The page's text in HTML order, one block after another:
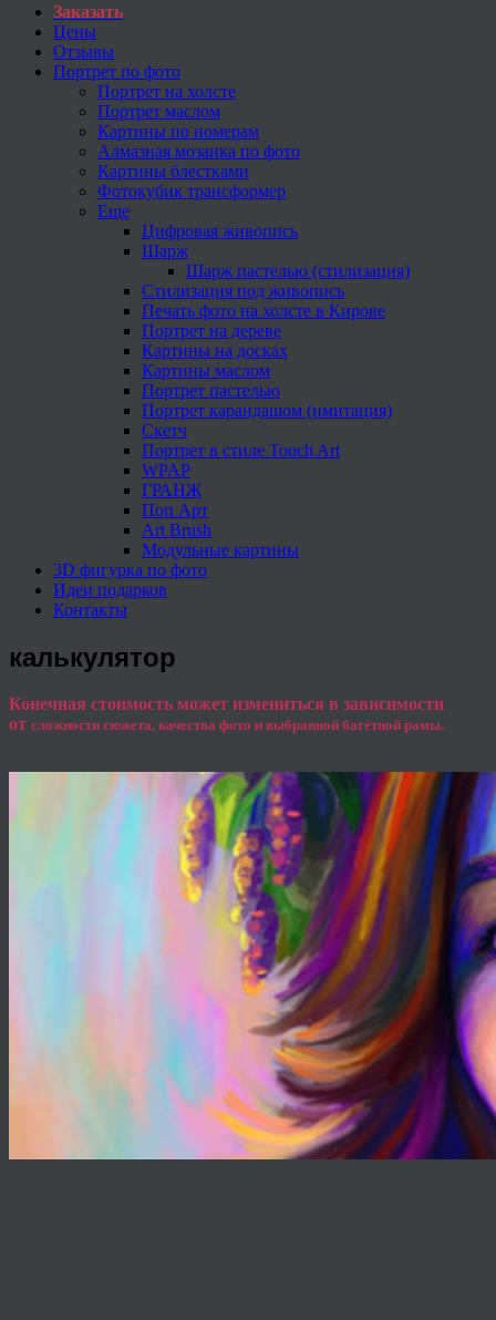
Заказать
Цены
Отзывы
Портрет по фото
Портрет на холсте
Портрет маслом
Картины по номерам
Алмазная мозаика по фото
Картины блестками
Фотокубик трансформер
Еще
Цифровая живопись
Шарж
Шарж пастелью (стилизация)
Стилизация под живопись
Печать фото на холсте в Кирове
Портрет на дереве
Картины на досках
Картины маслом
Портрет пастелью
Портрет карандашом (имитация)
Скетч
Портрет в стиле Touch Art
WPAP
ГРАНЖ
Поп Арт
Art Brush
Модульные картины
3D фигурка по фото
Идеи подарков
Контакты
калькулятор
Конечная стоимость может измениться в зависимости
от сложности сюжета, качества фото и выбранной багетной рамы.